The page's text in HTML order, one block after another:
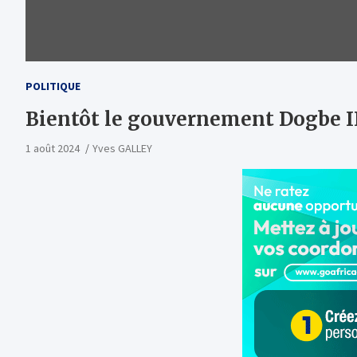
POLITIQUE
Bientôt le gouvernement Dogbe
1 août 2024 Yves GALLEY